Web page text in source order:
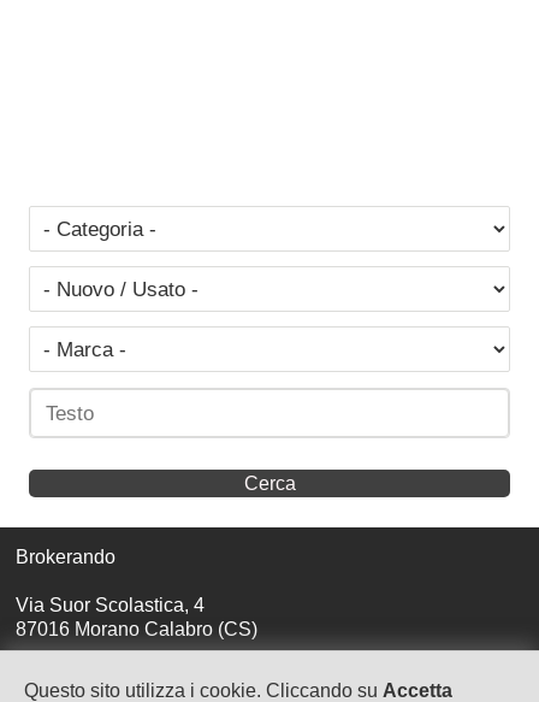
Questo sito utilizza i cookie. Cliccando su Accetta
Brokerando
Via Suor Scolastica, 4
87016 Morano Calabro (CS)